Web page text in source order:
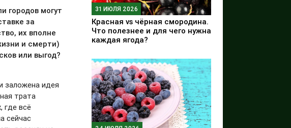
городов могут
за
их вполне
и смерти)
или выгод?
заложена идея
трата
где всё
сейчас
31 ИЮЛЯ 2026
Красная vs чёрная смородина.
Что полезнее и для чего нужна
каждая ягода?